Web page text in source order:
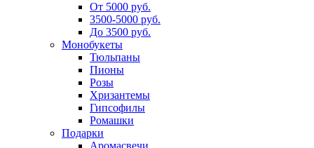
От 5000 руб.
3500-5000 руб.
До 3500 руб.
Монобукеты
Тюльпаны
Пионы
Розы
Хризантемы
Гипсофилы
Ромашки
Подарки
Аромасвечи